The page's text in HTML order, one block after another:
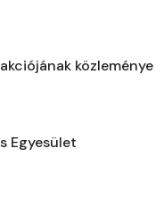
közleménye
Egyesület